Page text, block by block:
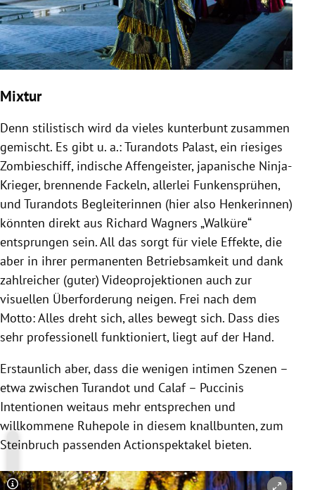
Mixtur
Denn stilistisch wird da vieles kunterbunt zusammen
gemischt. Es gibt u. a.: Turandots Palast, ein riesiges
Zombieschiff, indische Affengeister, japanische Ninja-
Krieger, brennende Fackeln, allerlei Funkensprühen,
und Turandots Begleiterinnen (hier also Henkerinnen)
könnten direkt aus Richard Wagners „Walküre“
entsprungen sein. All das sorgt für viele Effekte, die
aber in ihrer permanenten Betriebsamkeit und dank
zahlreicher (guter) Videoprojektionen auch zur
visuellen Überforderung neigen. Frei nach dem
Motto: Alles dreht sich, alles bewegt sich. Dass dies
sehr professionell funktioniert, liegt auf der Hand.
Erstaunlich aber, dass die wenigen intimen Szenen –
etwa zwischen Turandot und Calaf – Puccinis
Intentionen weitaus mehr entsprechen und
willkommene Ruhepole in diesem knallbunten, zum
Steinbruch passenden Actionspektakel bieten.